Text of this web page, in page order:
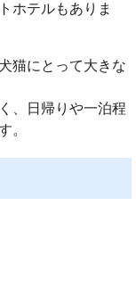
ホテルもありま
猫にとって大きな
、日帰りや一泊程
。